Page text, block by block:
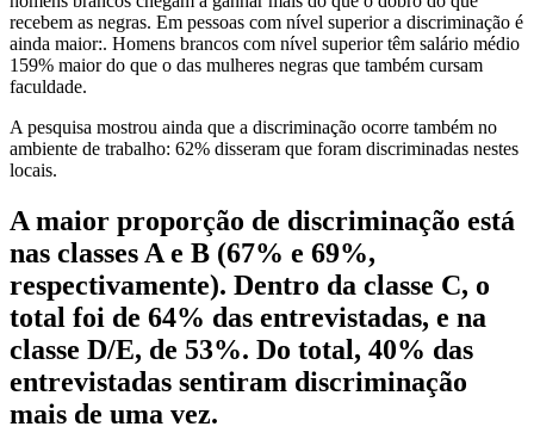
recebem as negras. Em pessoas com nível superior a discriminação é
ainda maior:. Homens brancos com nível superior têm salário médio
159% maior do que o das mulheres negras que também cursam
faculdade.
A pesquisa mostrou ainda que a discriminação ocorre também no
ambiente de trabalho: 62% disseram que foram discriminadas nestes
locais.
A maior proporção de discriminação está
nas classes A e B (67% e 69%,
respectivamente). Dentro da classe C, o
total foi de 64% das entrevistadas, e na
classe D/E, de 53%. Do total, 40% das
entrevistadas sentiram discriminação
mais de uma vez.